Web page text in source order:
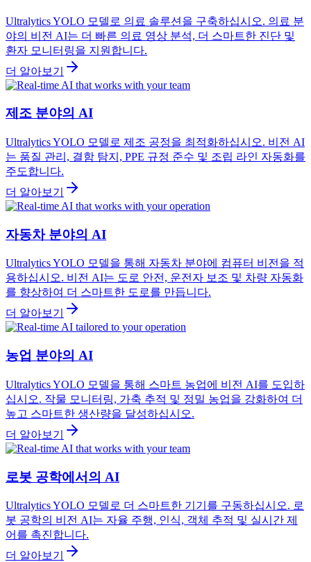
Ultralytics YOLO 모델로 의료 솔루션을 구축하십시오. 의료 분
야의 비전 AI는 더 빠른 의료 영상 분석, 더 스마트한 진단 및
환자 모니터링을 지원합니다.
더 알아보기
제조 분야의 AI
Ultralytics YOLO 모델로 제조 공정을 최적화하십시오. 비전 AI
는 품질 관리, 결함 탐지, PPE 규정 준수 및 조립 라인 자동화를
주도합니다.
더 알아보기
자동차 분야의 AI
Ultralytics YOLO 모델을 통해 자동차 분야에 컴퓨터 비전을 적
용하십시오. 비전 AI는 도로 안전, 운전자 보조 및 차량 자동화
를 향상하여 더 스마트한 도로를 만듭니다.
더 알아보기
농업 분야의 AI
Ultralytics YOLO 모델을 통해 스마트 농업에 비전 AI를 도입하
십시오. 작물 모니터링, 가축 추적 및 정밀 농업을 강화하여 더
높고 스마트한 생산량을 달성하십시오.
더 알아보기
로봇 공학에서의 AI
Ultralytics YOLO 모델로 더 스마트한 기기를 구동하십시오. 로
봇 공학의 비전 AI는 자율 주행, 인식, 객체 추적 및 실시간 제
어를 촉진합니다.
더 알아보기